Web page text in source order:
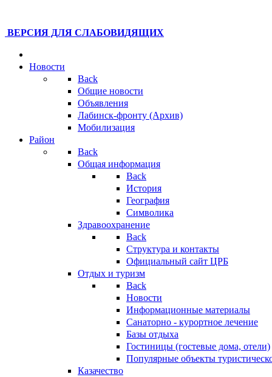
ВЕРСИЯ ДЛЯ СЛАБОВИДЯЩИХ
Новости
Back
Общие новости
Объявления
Лабинск-фронту (Архив)
Мобилизация
Район
Back
Общая информация
Back
История
География
Символика
Здравоохранение
Back
Структура и контакты
Официальный сайт ЦРБ
Отдых и туризм
Back
Новости
Информационные материалы
Санаторно - курортное лечение
Базы отдыха
Гостиницы (гостевые дома, отели)
Популярные объекты
Казачество